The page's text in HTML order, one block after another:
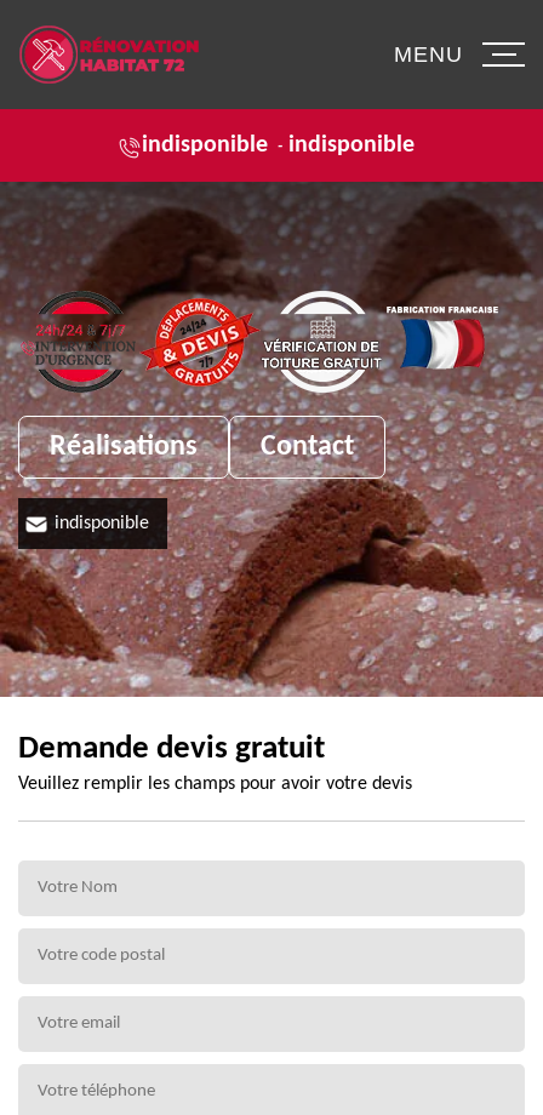
indisponible - indisponible
MENU
Réalisations Contact
indisponible
Demande devis gratuit
Veuillez remplir les champs pour avoir votre devis